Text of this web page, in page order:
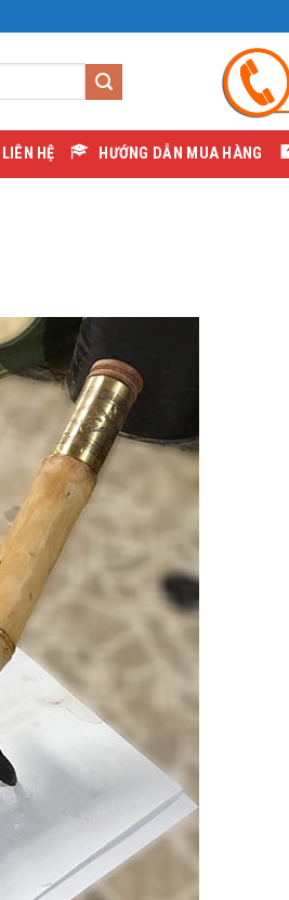
LIÊN HỆ HƯỚNG DẪN MUA HÀNG